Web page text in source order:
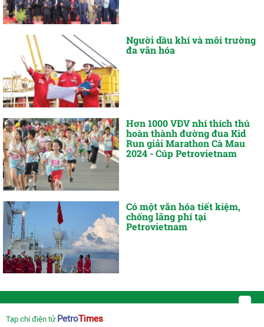
Người dầu khí và môi trường
đa văn hóa
Hơn 1000 VĐV nhí thích thú
hoàn thành đường đua Kid
Run giải Marathon Cà Mau
2024 - Cúp Petrovietnam
Có một văn hóa tiết kiệm,
chống lãng phí tại
Petrovietnam
Tạp chí điện tử PetroTimes